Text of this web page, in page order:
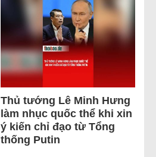
Thủ tướng Lê Minh Hưng
làm nhục quốc thể khi xin
ý kiến chỉ đạo từ Tổng
thống Putin